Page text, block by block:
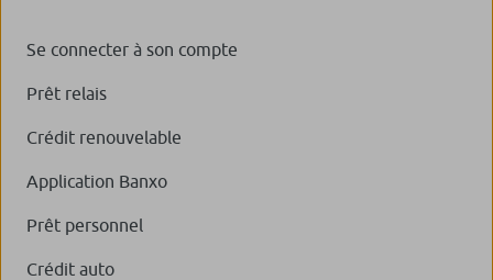
Se connecter à son compte
Prêt relais
Crédit renouvelable
Application Banxo
Prêt personnel
Crédit auto